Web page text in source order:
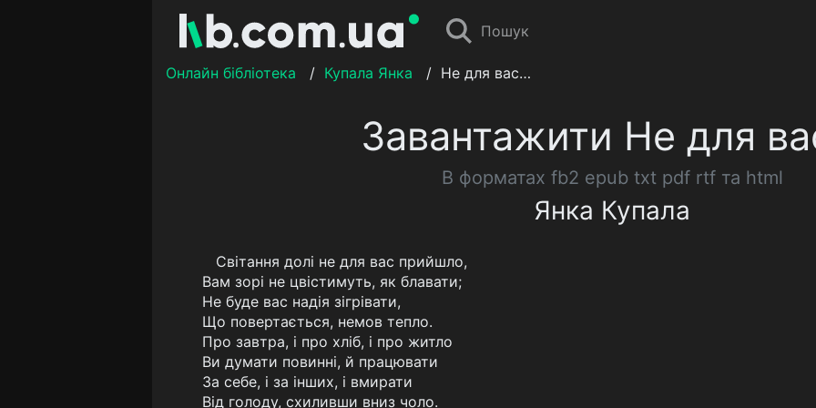
Пошук
Онлайн бібліотека / Купала Янка / Не для вас…
Завантажити Не для
В форматах fb2 epub txt pdf rtf та html
Янка Купала
Світання долі не для вас прийшло,
Вам зорі не цвістимуть, як блавати;
Не буде вас надія зігрівати,
Що повертається, немов тепло.
Про завтра, і про хліб, і про житло
Ви думати повинні, й працювати
За себе, і за інших, і вмирати
Від голоду, схиливши вниз чоло.